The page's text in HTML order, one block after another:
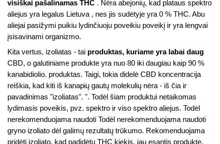
visiškai pašalinamas THC . Nėra abejonių, kad plataus spektro
aliejus yra legalus Lietuva , nes jis sudėtyje yra 0 % THC. Abu
aliejai pasižymi puikiu lydinčiuoju poveikiu poveikį ir yra lengvai
įsisavinami organizmo.
Kita vertus, izoliatas - tai produktas, kuriame yra labai daug
CBD, o galutiniame produkte yra nuo 80 iki daugiau kaip 90 %
kanabidiolio. produktas. Taigi, tokia didelė CBD koncentracija
reiškia, kad kiti iš kanapių gautų molekulių nėra - iš čia ir
pavadinimas "izoliatas". ". Todėl šiam produktui netaikomas
lydimasis poveikis, pvz. spektro ir viso spektro aliejus. Todėl
nerekomenduojama naudoti Todėl nerekomenduojama naudoti
gryno izoliato dėl galimų rezultatų trūkumo. Rekomenduojama
pridėti izoliato, kad padidėtų THC kiekis, jau esantis produkte.